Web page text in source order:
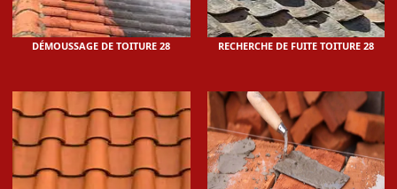
DÉMOUSSAGE DE TOITURE 28 RECHERCHE DE FUITE TOITURE 28